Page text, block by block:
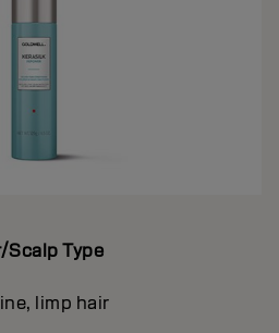
Scalp Type
limp hair